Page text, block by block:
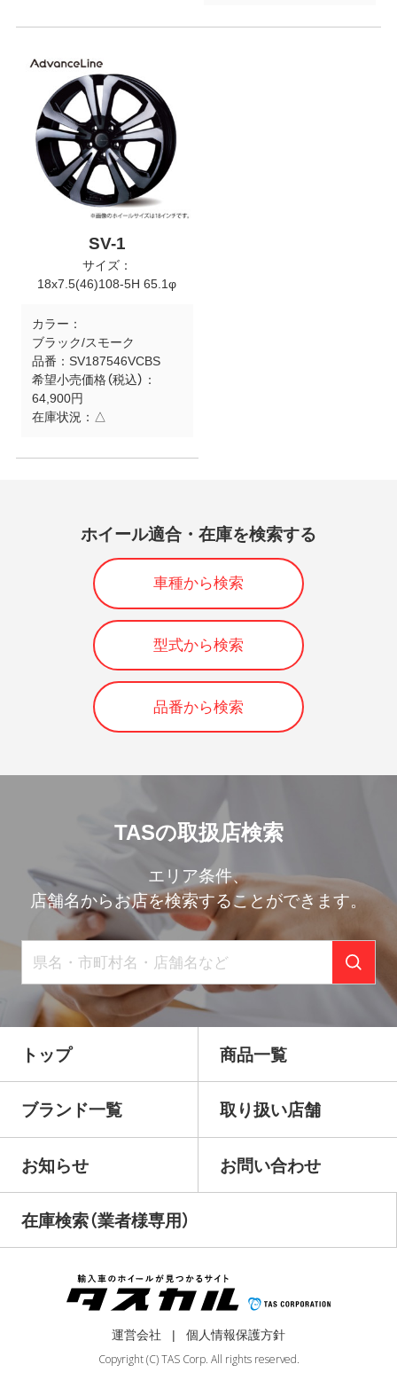
SV-1
サイズ：
18x7.5(46)108-5H 65.1φ
カラー：
ブラック/スモーク
品番： SV187546VCBS
希望小売価格（税込）：
64,900円
在庫状況： △
ホイール適合・在庫を検索する
車種から検索
型式から検索
品番から検索
TASの取扱店検索
エリア条件、
店舗名からお店を検索することができます。
トップ 商品一覧
ブランド一覧 取り扱い店舗
お知らせ お問い合わせ
在庫検索（業者様専用）
運営会社
個人情報保護方針
Copyright (C) TAS Corp. All rights reserved.